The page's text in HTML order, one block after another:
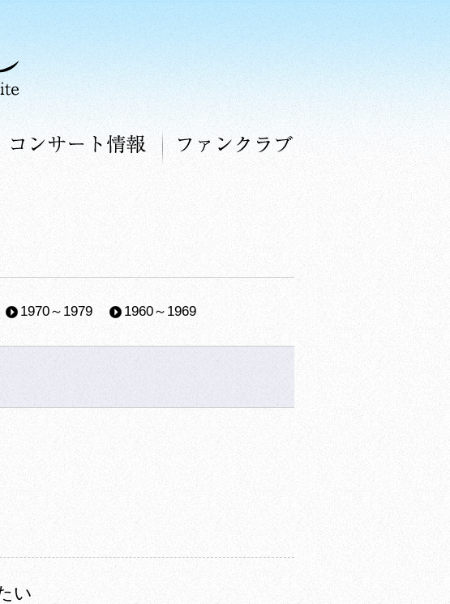
1970～1979 1960～1969
い